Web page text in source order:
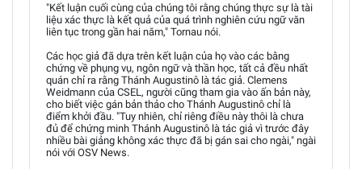
"Kết luận cuối cùng của chúng tôi rằng chúng thực sự là tài
liệu xác thực là kết quả của quá trình nghiên cứu ngữ văn
liên tục trong gần hai năm," Tornau nói.
Các học giả đã dựa trên kết luận của họ vào các bằng
chứng về phụng vụ, ngôn ngữ và thần học, tất cả đều nhất
quán chỉ ra rằng Thánh Augustinô là tác giả. Clemens
Weidmann của CSEL, người cũng tham gia vào ấn bản này,
cho biết việc gán bản thảo cho Thánh Augustinô chỉ là
điểm khởi đầu. "Tuy nhiên, chỉ riêng điều này thôi là chưa
đủ để chứng minh Thánh Augustinô là tác giả vì trước đây
nhiều bài giảng không xác thực đã bị gán sai cho ngài," ngài
nói với OSV News.